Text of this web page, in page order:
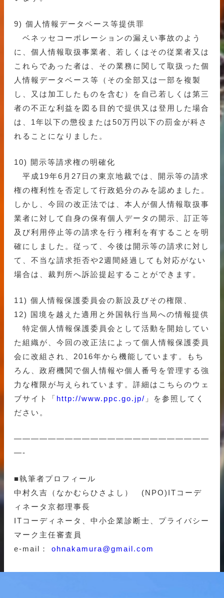
9) 個人情報データベース等提供罪
ベネッセコーポレーションの漏えい事故のよう
に、個人情報取扱事業者、若しくはその従業者又は
これらであった者は、その業務に関して取扱った個
人情報データベース等（その全部又は一部を複製
し、又は加工したものを含む）を自己若しくは第三
者の不正な利益を図る目的で提供又は登用した場合
は、1年以下の懲役または50万円以下の罰金が科さ
れることになりました。
10) 開示等請求権の明確化
平成19年6月27日の東京地裁では、開示等の請求
権の権利性を否定して行政処分のみを認めました。
しかし、今回の改正法では、本人が個人情報取扱事
業者に対して自身の保有個人データの開示、訂正等
及び利用停止等の請求を行う権利を有することを明
確にしました。従って、今後は開示等の請求に対し
て、不当な請求拒否や2週間経過しても対応がない
場合は、裁判所へ訴訟提起することができます。
11) 個人情報保護委員会の新設及びその権限、
12) 国境を越えた適用と外国執行当局への情報提供
特定個人情報保護委員会として活動を開始してい
た組織が、今回の改正法によって個人情報保護委員
会に改組され、2016年から機能しています。もち
ろん、政府機関で個人情報や個人番号を管理する強
力な権限が与えられています。詳細はこちらのウェ
ブサイト「 http://www.ppc.go.jp/ 」を参照してく
ださい。
———————————————————————
—-
■執筆者プロフィール
中村久吉（なかむらひさよし） (NPO)ITコーデ
ィネータ京都理事長
ITコーディネータ、中小企業診断士、プライバシー
マーク主任審査員
e-mail： ohnakamura@gmail.com